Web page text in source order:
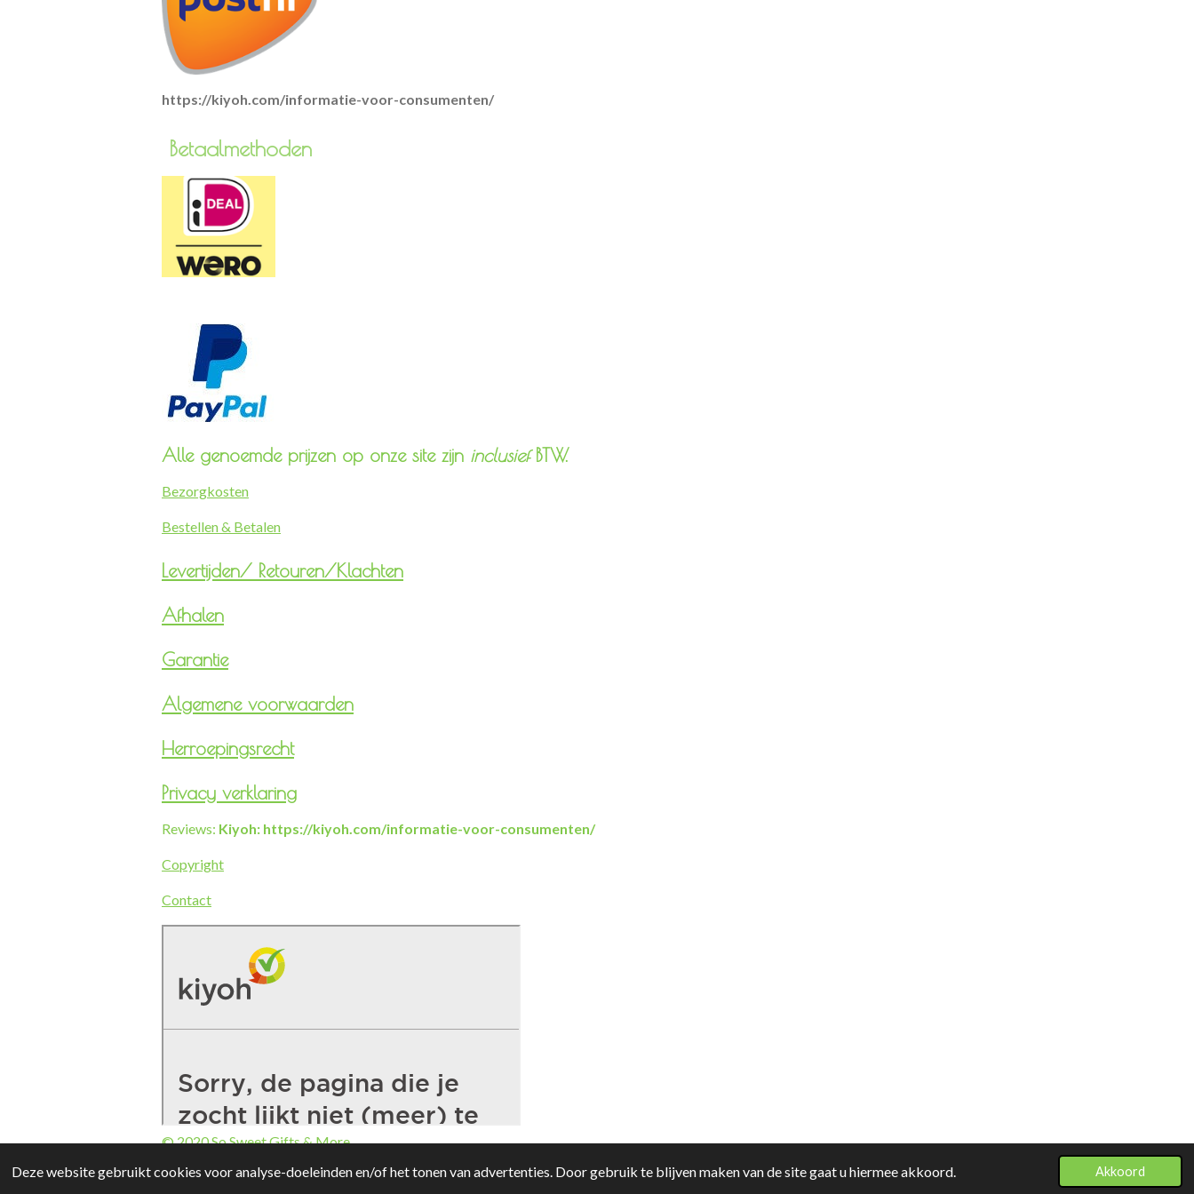
Deze website gebruikt cookies voor analyse-doeleinden en/of het tonen van advertenties. Door gebruik te blijven maken van de site gaat u hiermee akkoord. Akkoord
https://kiyoh.com/informatie-voor-consumenten/
Betaalmethoden
Alle genoemde prijzen op onze site zijn inclusiefBTW.
Bezorgkosten
Bestellen & Betalen
Levertijden/ Retouren/Klachten
Afhalen
Garantie
Algemene voorwaarden
Herroepingsrecht
Privacy verklaring
Reviews: Kiyoh: https://kiyoh.com/informatie-voor-consumenten/
Copyright
Contact
© 2020 So Sweet Gifts & More